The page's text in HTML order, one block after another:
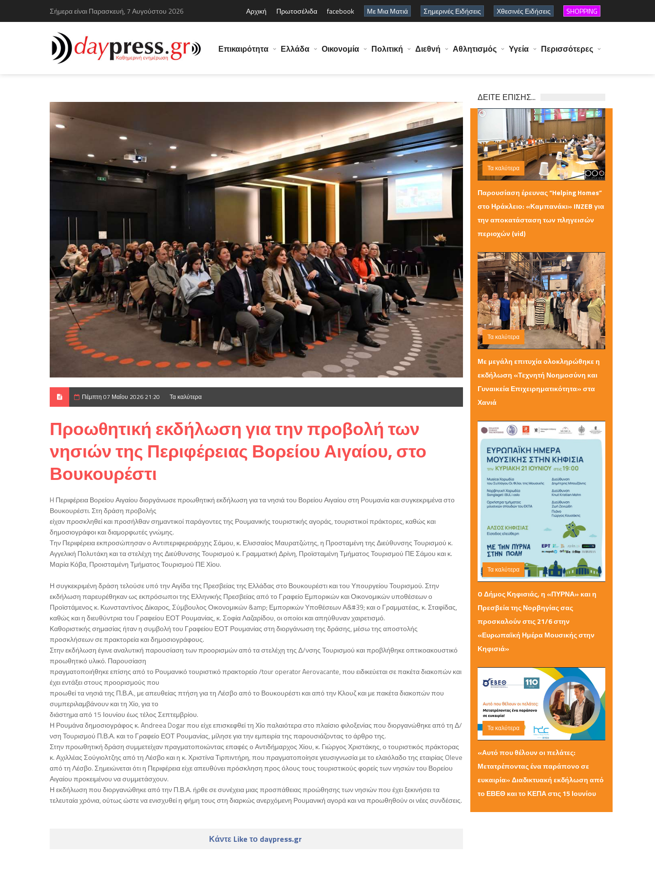
Σήμερα είναι Παρασκευή, 7 Αυγούστου 2026 Αρχική Πρωτοσέλιδα facebook Με Μια Ματιά Σημερινές Ειδήσεις Χθεσινές Ειδήσεις SHOPPING
Επικαιρότητα Ελλάδα Οικονομία Πολιτική Διεθνή Αθλητισμός Υγεία Περισσότερες
Πέμπτη 07 Μαΐου 2026 21:20 Τα καλύτερα
Προωθητική εκδήλωση για την προβολή των
νησιών της Περιφέρειας Βορείου Αιγαίου, στο
Βουκουρέστι
H Περιφέρεια Βορείου Αιγαίου διοργάνωσε προωθητική εκδήλωση για τα νησιά του Βορείου Αιγαίου στη Ρουμανία και συγκεκριμένα στο
Βουκουρέστι. Στη δράση προβολής
είχαν προσκληθεί και προσήλθαν σημαντικοί παράγοντες της Ρουμανικής τουριστικής αγοράς, τουριστικοί πράκτορες, καθώς και
δημοσιογράφοι και διαμορφωτές γνώμης.
Την Περιφέρεια εκπροσώπησαν ο Αντιπεριφερειάρχης Σάμου, κ. Ελισσαίος Μαυρατζώτης, η Προσταμένη της Διεύθυνσης Τουρισμού κ.
Αγγελική Πολυτάκη και τα στελέχη της Διεύθυνσης Τουρισμού κ. Γραμματική Δρίνη, Προϊσταμένη Τμήματος Τουρισμού ΠΕ Σάμου και κ.
Μαρία Κόβα, Προισταμένη Τμήματος Τουρισμού ΠΕ Χίου.
Η συγκεκριμένη δράση τελούσε υπό την Αιγίδα της Πρεσβείας της Ελλάδας στο Βουκουρέστι και του Υπουργείου Τουρισμού. Στην
εκδήλωση παρευρέθηκαν ως εκπρόσωποι της Ελληνικής Πρεσβείας από το Γραφείο Εμπορικών και Οικονομικών υποθέσεων ο
Προϊστάμενος κ. Κωνσταντίνος Δίκαρος, Σύμβουλος Οικονομικών &amp; Εμπορικών Υποθέσεων Α&#39; και ο Γραμματέας, κ. Σταφίδας,
καθώς και η διευθύντρια του Γραφείου ΕΟΤ Ρουμανίας, κ. Σοφία Λαζαρίδου, οι οποίοι και απηύθυναν χαιρετισμό.
Καθοριστικής σημασίας ήταν η συμβολή του Γραφείου ΕΟΤ Ρουμανίας στη διοργάνωση της δράσης, μέσω της αποστολής
προσκλήσεων σε πρακτορεία και δημοσιογράφους.
Στην εκδήλωση έγινε αναλυτική παρουσίαση των προορισμών από τα στελέχη της Δ/νσης Τουρισμού και προβλήθηκε οπτικοακουστικό
προωθητικό υλικό. Παρουσίαση
πραγματοποιήθηκε επίσης από το Ρουμανικό τουριστικό πρακτορείο /tour operator Aerovacante, που ειδικεύεται σε πακέτα διακοπών και
έχει εντάξει στους προορισμούς που
προωθεί τα νησιά της Π.Β.Α., με απευθείας πτήση για τη Λέσβο από το Βουκουρέστι και από την Κλουζ και με πακέτα διακοπών που
συμπεριλαμβάνουν και τη Χίο, για το
διάστημα από 15 Ιουνίου έως τέλος Σεπτεμβρίου.
Η Ρουμάνα δημοσιογράφος κ. Andreea Dogar που είχε επισκεφθεί τη Χίο παλαιότερα στο πλαίσιο φιλοξενίας που διοργανώθηκε από τη Δ/
νση Τουρισμού Π.Β.Α. και το Γραφείο ΕΟΤ Ρουμανίας, μίλησε για την εμπειρία της παρουσιάζοντας το άρθρο της.
Στην προωθητική δράση συμμετείχαν πραγματοποιώντας επαφές ο Αντιδήμαρχος Χίου, κ. Γιώργος Χριστάκης, ο τουριστικός πράκτορας
κ. Αχιλλέας Σούγιολτζης από τη Λέσβο και η κ. Χριστίνα Τιρπιντήρη, που πραγματοποίησε γευσιγνωσία με το ελαιόλαδο της εταιρίας Oleve
από τη Λέσβο. Σημειώνεται ότι η Περιφέρεια είχε απευθύνει πρόσκληση προς όλους τους τουριστικούς φορείς των νησιών του Βορείου
Αιγαίου προκειμένου να συμμετάσχουν.
Η εκδήλωση που διοργανώθηκε από την Π.Β.Α. ήρθε σε συνέχεια μιας προσπάθειας προώθησης των νησιών που έχει ξεκινήσει τα
τελευταία χρόνια, ούτως ώστε να ενισχυθεί η φήμη τους στη διαρκώς ανερχόμενη Ρουμανική αγορά και να προωθηθούν οι νέες συνδέσεις.
Κάντε Like το daypress.gr
ΔΕΙΤΕ ΕΠΙΣΗΣ...
Τα καλύτερα
Παρασκευή 10 Ιουλίου 2026 11:23
Παρουσίαση έρευνας “Helping Homes”
στο Ηράκλειο: «Καμπανάκι» INZEB για
την αποκατάσταση των πληγεισών
περιοχών (vid)
Τα καλύτερα
Σάββατο 20 Ιουνίου 2026 11:46
Με μεγάλη επιτυχία ολοκληρώθηκε η
εκδήλωση «Τεχνητή Νοημοσύνη και
Γυναικεία Επιχειρηματικότητα» στα
Χανιά
Τα καλύτερα
Τρίτη 09 Ιουνίου 2026 18:28
O Δήμος Κηφισιάς, η «ΠΥΡΝΑ» και η
Πρεσβεία της Νορβηγίας σας
προσκαλούν στις 21/6 στην
«Ευρωπαϊκή Ημέρα Μουσικής στην
Κηφισιά»
Τα καλύτερα
Τρίτη 09 Ιουνίου 2026 11:01
«Αυτό που θέλουν οι πελάτες:
Μετατρέποντας ένα παράπονο σε
ευκαιρία» Διαδικτυακή εκδήλωση από
το ΕΒΕΘ και το ΚΕΠΑ στις 15 Ιουνίου